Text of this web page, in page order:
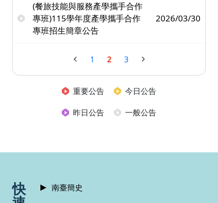
(餐旅技能與服務產學攜手合作
專班)115學年度產學攜手合作
專班招生簡章公告
2026/03/30
1 2 3
重要公告
今日公告
昨日公告
一般公告
快
南臺簡史